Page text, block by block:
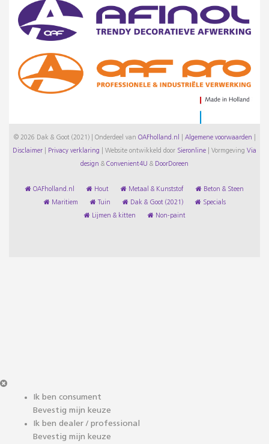
© 2026 Dak & Goot (2021) | Onderdeel van OAFholland.nl Algemene voorwaarden
Disclaimer Privacy verklaring Website ontwikkeld door Sieronline Vormgeving Via
design & Convenient4U & DoorDoreen
OAFholland.nl Hout Metaal & Kunststof Beton & Steen
Maritiem Tuin Dak & Goot (2021) Specials
Lijmen & kitten Non-paint
Ik ben consument
Bevestig mijn keuze
Ik ben dealer / professional
Bevestig mijn keuze